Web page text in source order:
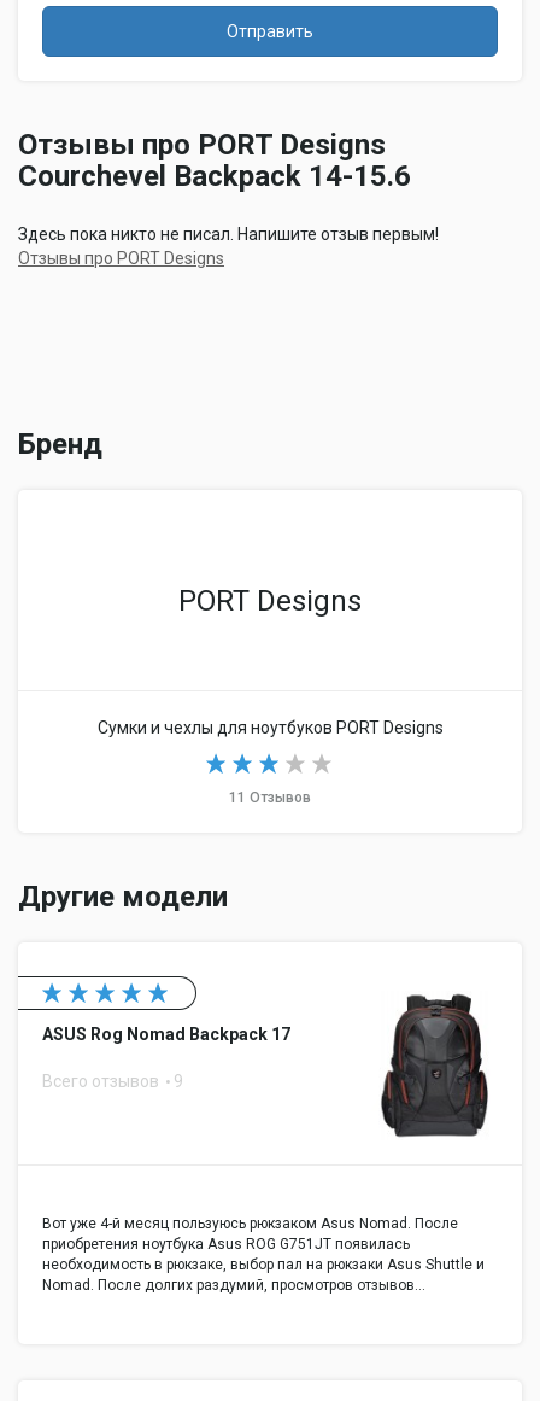
Отправить
Отзывы про PORT Designs
Courchevel Backpack 14-15.6
Здесь пока никто не писал. Напишите отзыв первым!
Отзывы про PORT Designs
Бренд
PORT Designs
Сумки и чехлы для ноутбуков PORT Designs
11 Отзывов
Другие модели
ASUS Rog Nomad Backpack 17
Всего отзывов 9
Вот уже 4-й месяц пользуюсь рюкзаком Asus Nomad. После
приобретения ноутбука Asus ROG G751JT появилась
необходимость в рюкзаке, выбор пал на рюкзаки Asus Shuttle и
Nomad. После долгих раздумий, просмотров отзывов…